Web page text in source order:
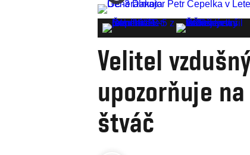
Velitel
upozorňuje
štváč